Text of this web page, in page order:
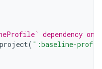
dependency
project( ":baseline-